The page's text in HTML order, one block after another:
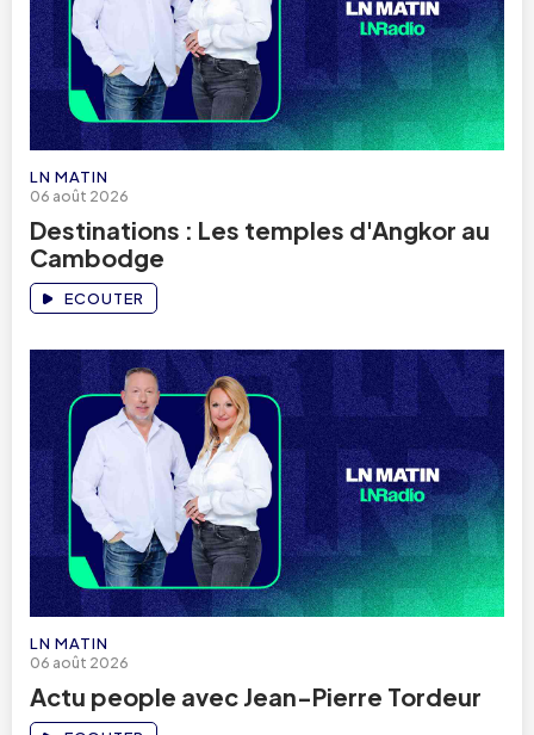
LN MATIN
06 août 2026
Destinations : Les temples d'Angkor au
Cambodge
ECOUTER
LN MATIN
06 août 2026
Actu people avec Jean-Pierre Tordeur